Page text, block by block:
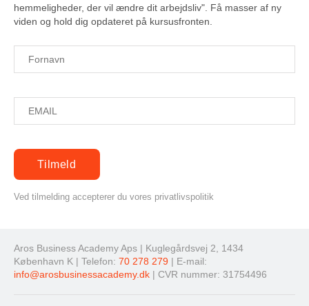
hemmeligheder, der vil ændre dit arbejdsliv". Få masser af ny
viden og hold dig opdateret på kursusfronten.
Ved tilmelding accepterer du vores privatlivspolitik
Aros Business Academy Aps | Kuglegårdsvej 2, 1434
København K | Telefon: 70 278 279 | E-mail:
info@arosbusinessacademy.dk | CVR nummer: 31754496